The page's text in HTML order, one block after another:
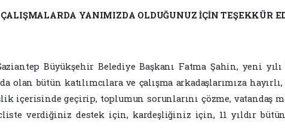
YANIMIZDA OLDUĞUNUZ İÇİN TEŞEKKÜR
Büyükşehir Belediye Başkanı Fatma Şahin, yeni
olan bütün katılımcılara ve çalışma arkadaşlarımıza
içerisinde geçirip, toplumun sorunlarını çözme, vatandaş
verdiğiniz destek için, kardeşliğiniz için, 11 yıldır bütün